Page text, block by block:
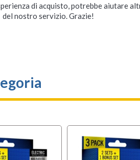
di acquisto, potrebbe aiutare
del nostro servizio. Grazie!